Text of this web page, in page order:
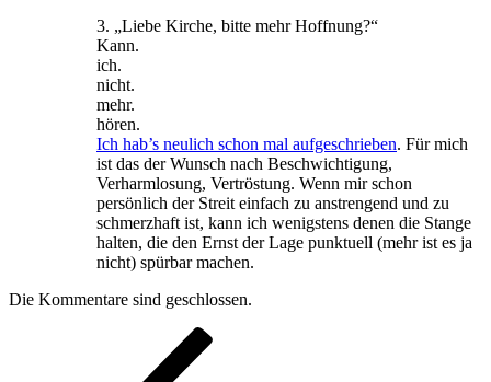
3. „Liebe Kirche, bitte mehr Hoffnung?“
Kann.
ich.
nicht.
mehr.
hören.
Ich hab’s neulich schon mal aufgeschrieben. Für mich
ist das der Wunsch nach Beschwichtigung,
Verharmlosung, Vertröstung. Wenn mir schon
persönlich der Streit einfach zu anstrengend und zu
schmerzhaft ist, kann ich wenigstens denen die Stange
halten, die den Ernst der Lage punktuell (mehr ist es ja
nicht) spürbar machen.
Die Kommentare sind geschlossen.
Beitragsnavigation